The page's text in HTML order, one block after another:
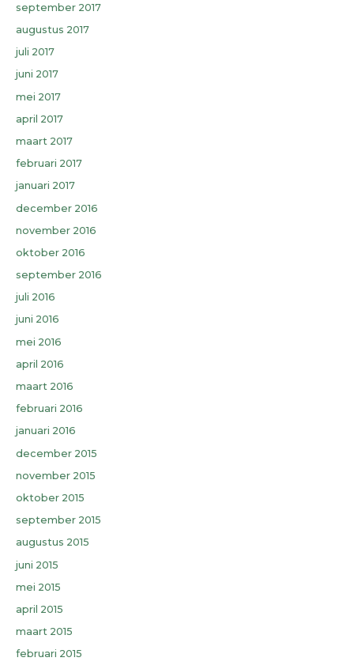
september 2017
augustus 2017
juli 2017
juni 2017
mei 2017
april 2017
maart 2017
februari 2017
januari 2017
december 2016
november 2016
oktober 2016
september 2016
juli 2016
juni 2016
mei 2016
april 2016
maart 2016
februari 2016
januari 2016
december 2015
november 2015
oktober 2015
september 2015
augustus 2015
juni 2015
mei 2015
april 2015
maart 2015
februari 2015